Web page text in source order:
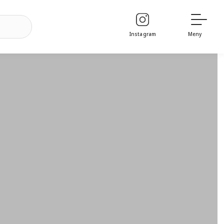
Instagram Meny